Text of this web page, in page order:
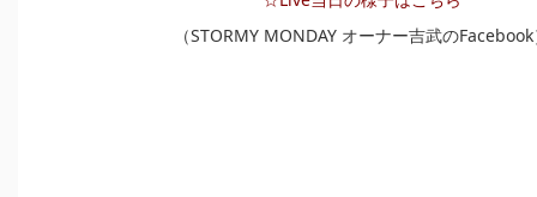
（STORMY MONDAY オーナー吉武の